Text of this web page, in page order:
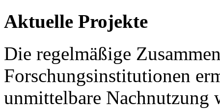
Aktuelle Projekte
Die regelmäßige
Forschungsinstitutionen
unmittelbare Nachnutzung